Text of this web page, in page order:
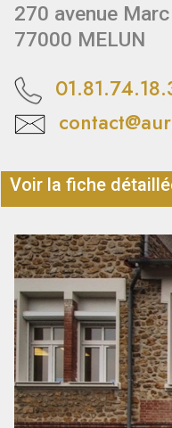
270 avenue
77000 MELUN
Voir la fiche